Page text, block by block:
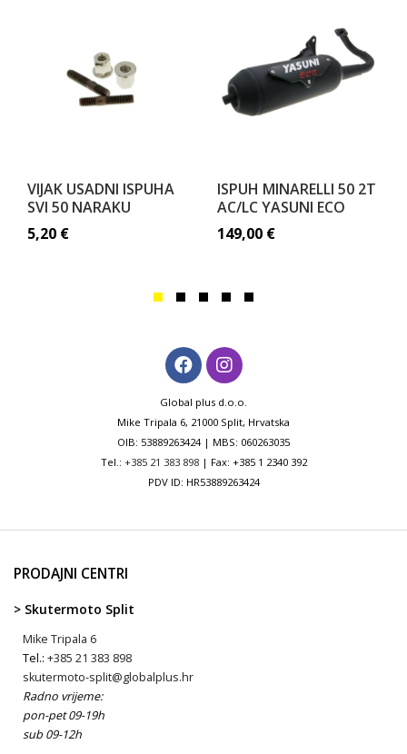
VIJAK USADNI ISPUHA
SVI 50 NARAKU
5,20 €
ISPUH MINARELLI 50 2T
AC/LC YASUNI ECO
149,00 €
Global plus d.o.o.
Mike Tripala 6, 21000 Split, Hrvatska
OIB: 53889263424 | MBS: 060263035
Tel.: +385 21 383 898| Fax: +385 1 2340 392
PDV ID: HR53889263424
PRODAJNI CENTRI
> Skutermoto Split
Mike Tripala 6
Tel.: +385 21 383 898
skutermoto-split@globalplus.hr
Radno vrijeme:
pon-pet 09-19h
sub 09-12h